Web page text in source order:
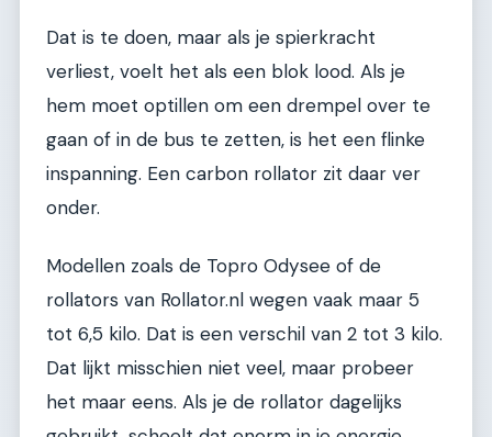
Dat is te doen, maar als je spierkracht
verliest, voelt het als een blok lood. Als je
hem moet optillen om een drempel over te
gaan of in de bus te zetten, is het een flinke
inspanning. Een carbon rollator zit daar ver
onder.
Modellen zoals de Topro Odysee of de
rollators van Rollator.nl wegen vaak maar 5
tot 6,5 kilo. Dat is een verschil van 2 tot 3 kilo.
Dat lijkt misschien niet veel, maar probeer
het maar eens. Als je de rollator dagelijks